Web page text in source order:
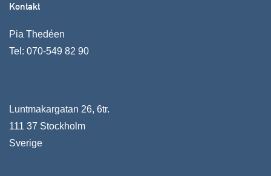
Kontakt
Pia Thedéen
Tel: 070-549 82 90
Luntmakargatan 26, 6tr.
111 37 Stockholm
Sverige